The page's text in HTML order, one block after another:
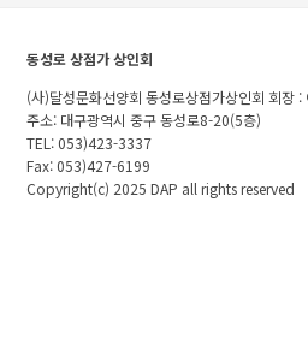
동성로 상점가 상인회
(사)달성문화선양회 동성로상점가상인회 회장 :
주소: 대구광역시 중구 동성로8-20(5층)
TEL: 053)423-3337
Fax: 053)427-6199
Copyright(c) 2025 DAP all rights reserved